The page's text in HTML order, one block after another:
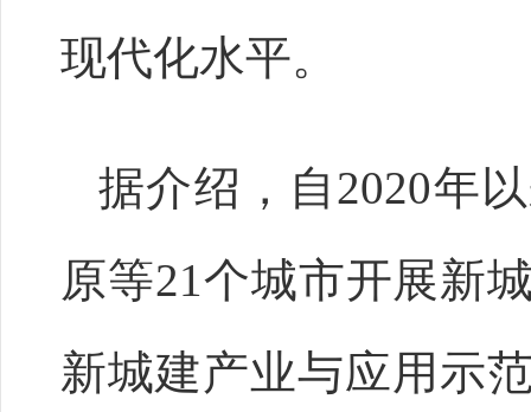
现代化水平。
据介绍，自2020年
原等21个城市开展新
新城建产业与应用示